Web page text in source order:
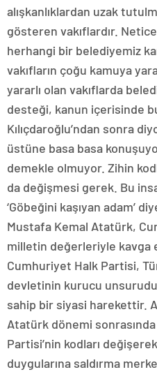
alışkanlıklardan uzak
gösteren vakıflardır.
herhangi bir belediyemiz
vakıfların çoğu kamuya
yararlı olan vakıflarda
desteği, kanun içerisinde
Kılıçdaroğlu’ndan sonra
üstüne basa basa
demekle olmuyor. Zihin
da değişmesi gerek. Bu
‘Göbeğini kaşıyan adam’
Mustafa Kemal Atatürk,
milletin değerleriyle kavga
Cumhuriyet Halk Partisi,
devletinin kurucu
sahip bir siyasi harekettir.
Atatürk dönemi
Partisi’nin kodları
duygularına saldırma